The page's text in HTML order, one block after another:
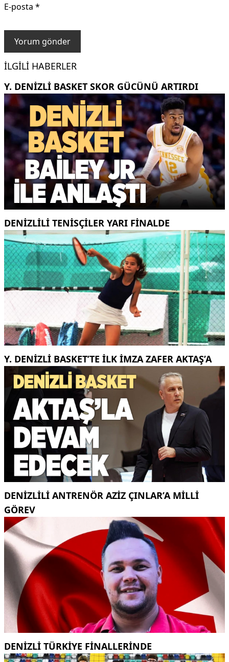
E-posta *
İLGILI HABERLER
Y. DENIZLI BASKET SKOR GÜCÜNÜ ARTIRDI
DENİZLİLİ TENİSÇİLER YARI FİNALDE
Y. DENIZLI BASKET’TE ILK IMZA ZAFER AKTAŞ’A
DENIZLILI ANTRENÖR AZIZ ÇINLAR’A MILLI
GÖREV
DENİZLİ TÜRKİYE FİNALLERİNDE